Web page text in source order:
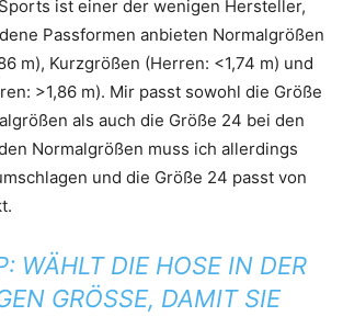
ist einer der wenigen Hersteller,
Passformen anbieten Normalgrößen
m), Kurzgrößen (Herren: <1,74 m) und
>1,86 m). Mir passt sowohl die Größe
als auch die Größe 24 bei den
Normalgrößen muss ich allerdings
und die Größe 24 passt von
WÄHLT DIE HOSE IN DER
GRÖSSE, DAMIT SIE A